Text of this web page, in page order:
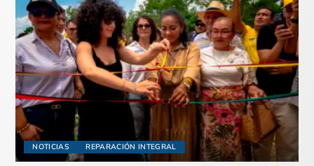
NOTICIAS REPARACIÓN INTEGRAL